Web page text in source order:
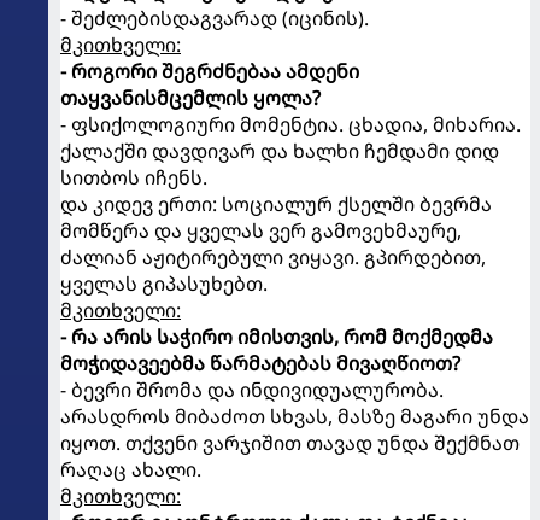
- შეძლებისდაგვარად (იცინის).
მკითხველი:
- როგორი შეგრძნებაა ამდენი
თაყვანისმცემლის ყოლა?
- ფსიქოლოგიური მომენტია. ცხადია, მიხარია.
ქალაქში დავდივარ და ხალხი ჩემდამი დიდ
სითბოს იჩენს.
და კიდევ ერთი: სოციალურ ქსელში ბევრმა
მომწერა და ყველას ვერ გამოვეხმაურე,
ძალიან აჟიტირებული ვიყავი. გპირდებით,
ყველას გიპასუხებთ.
მკითხველი:
- რა არის საჭირო იმისთვის, რომ მოქმედმა
მოჭიდავეებმა წარმატებას მივაღწიოთ?
- ბევრი შრომა და ინდივიდუალურობა.
არასდროს მიბაძოთ სხვას, მასზე მაგარი უნდა
იყოთ. თქვენი ვარჯიშით თავად უნდა შექმნათ
რაღაც ახალი.
მკითხველი: